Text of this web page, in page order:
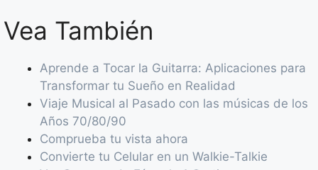
Vea También
Aprende a Tocar la Guitarra: Aplicaciones para
Transformar tu Sueño en Realidad
Viaje Musical al Pasado con las músicas de los
Años 70/80/90
Comprueba tu vista ahora
Convierte tu Celular en un Walkie-Talkie